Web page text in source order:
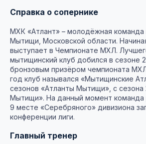
Справка о сопернике
МХК «Атлант» – молодёжная команда
Мытищи, Московской области.
выступает в Чемпионате МХЛ.
мытищинский клуб добился в сезоне
бронзовым призёром чемпионата
год клуб назывался «Мытищинские
сезонов «Атланты Мытищи», с сезона
Мытищи». На данный момент команда
9 месте «Серебряного» дивизиона
конференции лиги.
Главный тренер